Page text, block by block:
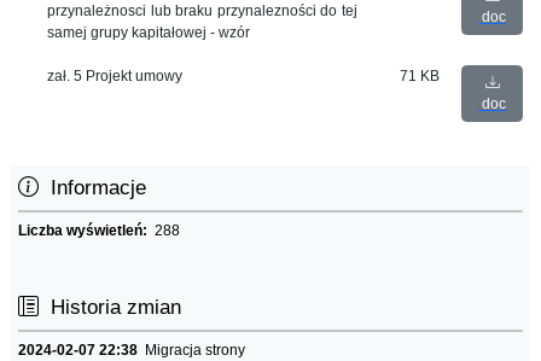
przynależnosci lub braku przynalezności do tej
samej grupy kapitałowej - wzór
doc
zał. 5 Projekt umowy
71 KB
doc
Informacje
Liczba wyświetleń: 288
Historia zmian
2024-02-07 22:38 Migracja strony